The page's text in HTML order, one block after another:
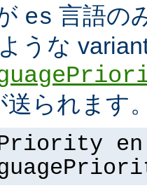
es 言語の
うな
送られます